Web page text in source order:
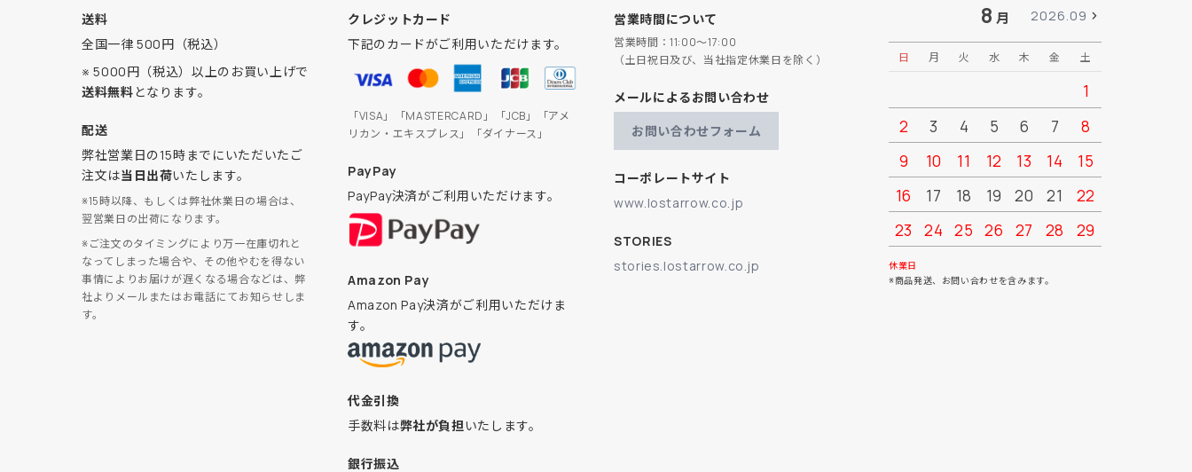
送料
全国一律 500円（税込）
※ 5000円（税込）以上のお買い上げで
送料無料となります。
配送
弊社営業日の15時までにいただいたご
注文は当日出荷いたします。
※15時以降、もしくは弊社休業日の場合は、
翌営業日の出荷になります。
※ご注文のタイミングにより万一在庫切れと
なってしまった場合や、その他やむを得ない
事情によりお届けが遅くなる場合などは、弊
社よりメールまたはお電話にてお知らせしま
す。
クレジットカード
下記のカードがご利用いただけます。
「VISA」「MASTERCARD」「JCB」「アメ
リカン・エキスプレス」「ダイナース」
PayPay
PayPay決済がご利用いただけます。
Amazon Pay
Amazon Pay決済がご利用いただけま
す。
代金引換
手数料は弊社が負担いたします。
銀行振込
営業時間について
営業時間：11:00～17:00
（土日祝日及び、当社指定休業日を除く）
メールによるお問い合わせ
お問い合わせフォーム
コーポレートサイト
www.lostarrow.co.jp
STORIES
stories.lostarrow.co.jp
8 月 2026.09
日 月 火 水 木 金 土
1
2
3 4 5 6 7
8
9
10 11 12 13 14
15
16
17 18 19 20 21
22
23
24 25 26 27 28
29
30
休業日
※商品発送、お問い合わせを含みます。